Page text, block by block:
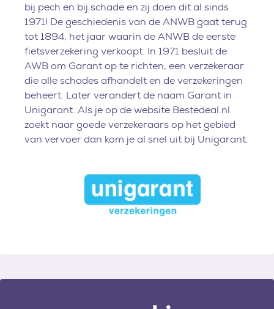
bij pech en bij schade en zij doen dit al sinds
1971! De geschiedenis van de ANWB gaat terug
tot 1894, het jaar waarin de ANWB de eerste
fietsverzekering verkoopt. In 1971 besluit de
AWB om Garant op te richten, een verzekeraar
die alle schades afhandelt en de verzekeringen
beheert. Later verandert de naam Garant in
Unigarant. Als je op de website Bestedeal.nl
zoekt naar goede verzekeraars op het gebied
van vervoer dan kom je al snel uit bij Unigarant.